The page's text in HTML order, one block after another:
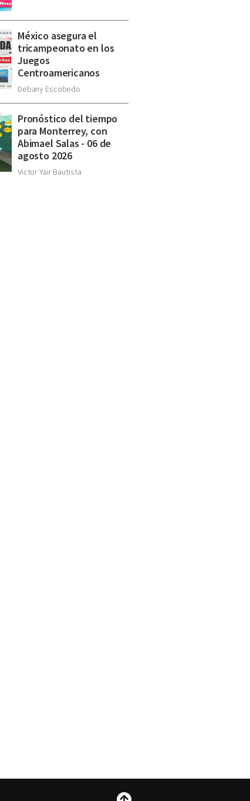
México asegura el
tricampeonato en los
Juegos
Centroamericanos
Debany Escobedo
Pronóstico del tiempo
para Monterrey, con
Abimael Salas - 06 de
agosto 2026
Victor Yair Bautista